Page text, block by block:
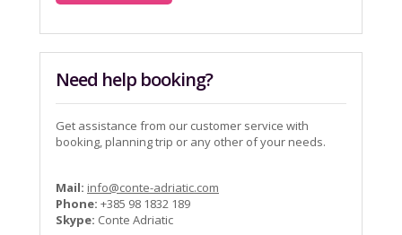
Need help booking?
Get assistance from our customer service with
booking, planning trip or any other of your needs.
Mail: info@conte-adriatic.com
Phone: +385 98 1832 189
Skype: Conte Adriatic